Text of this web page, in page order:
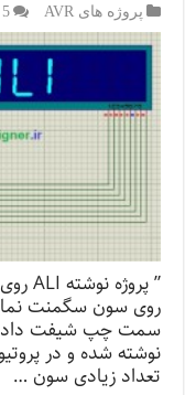
پروژه های AVR 5
روی سون سگمنت
سمت چپ شیفت داده
نوشته شده و در
تعداد زیادی سون …